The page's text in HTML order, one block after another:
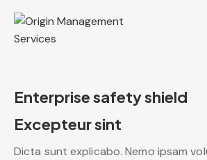
Enterprise safety shield
Excepteur sint
Dicta sunt explicabo. Nemo ipsam